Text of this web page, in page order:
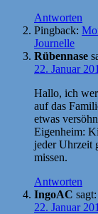
Antworten
Pingback:
Journelle
Rübennase
22. Januar
Hallo, ich
auf das
etwas
Eigenheim:
jeder Uhrzeit
missen.
Antworten
IngoAC sagt:
22. Januar